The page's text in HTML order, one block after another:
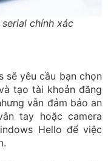
chính xác
sẽ yêu cầu bạn chọn
tạo tài khoản đăng
vẫn đảm bảo an
tay hoặc camera
Hello để việc